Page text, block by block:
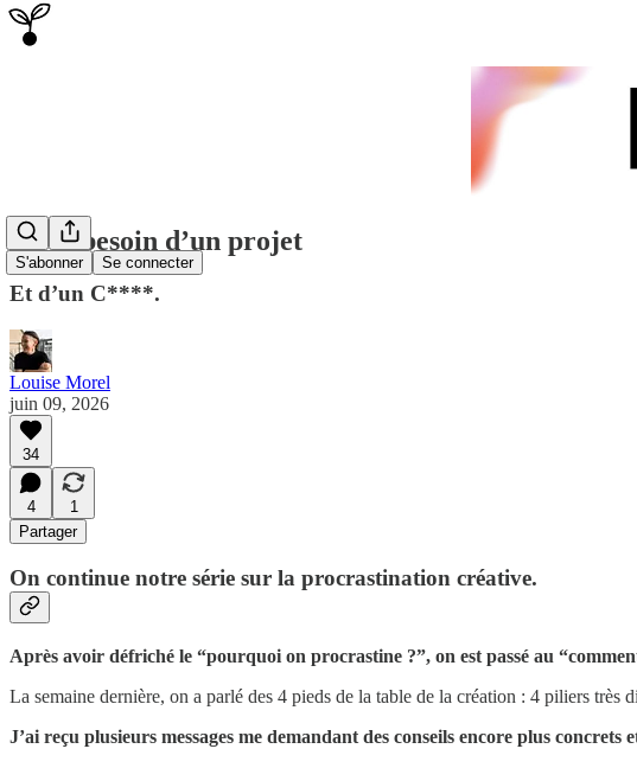
S'abonner Se connecter
Tu as besoin d’un projet
Et d’un C****.
Louise Morel
juin 09, 2026
34
4
1
Partager
On continue notre série sur la procrastination créative.
Après avoir défriché le “pourquoi on procrastine ?”, on est passé au
La semaine dernière, on a parlé des 4 pieds de la table de la création : 4 piliers
J’ai reçu plusieurs messages me demandant des conseils encore plus